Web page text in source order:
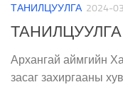
ТАНИЛЦУУЛГА 2024-
ТАНИЛЦУУЛГА
Архангай аймгийн
засаг захиргааны